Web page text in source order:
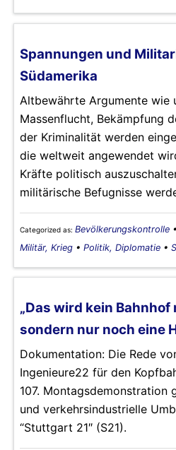
Spannungen und
Südamerika
Altbewährte Argumente wie
Massenflucht, Bekämpfung
der Kriminalität werden
die weltweit angewendet
Kräfte politisch
militärische Befugnisse
Categorized as: Bevölkerungskontrolle •
Militär, Krieg • Politik, Diplomatie •
„Das wird kein Bahnhof
sondern nur noch eine
Dokumentation: Die Rede
Ingenieure22 für den
107. Montagsdemonstration
und verkehrsindustrielle
“Stuttgart 21″ (S21).